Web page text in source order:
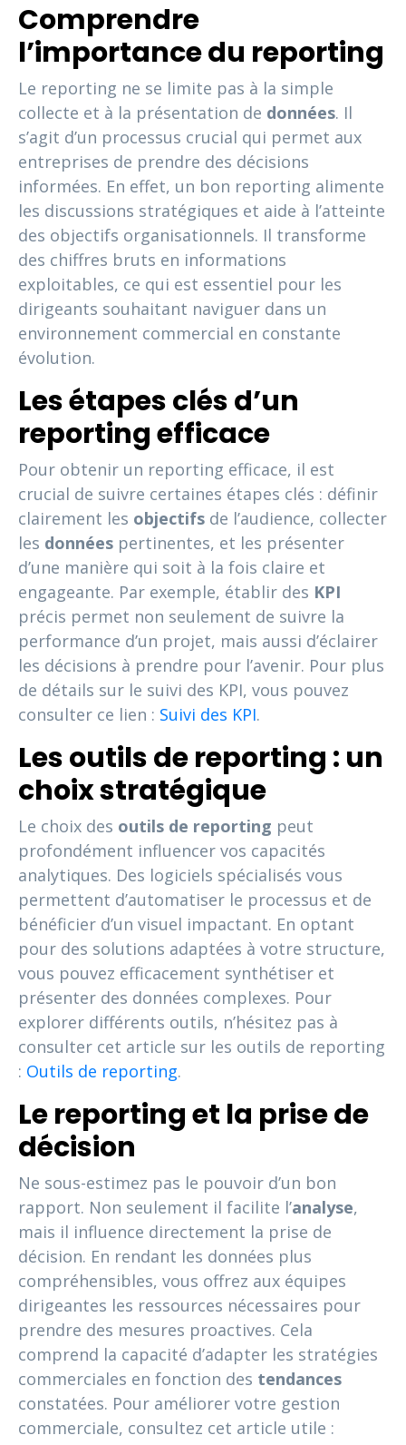
Comprendre
l’importance du reporting
Le reporting ne se limite pas à la simple
collecte et à la présentation de données. Il
s’agit d’un processus crucial qui permet aux
entreprises de prendre des décisions
informées. En effet, un bon reporting alimente
les discussions stratégiques et aide à l’atteinte
des objectifs organisationnels. Il transforme
des chiffres bruts en informations
exploitables, ce qui est essentiel pour les
dirigeants souhaitant naviguer dans un
environnement commercial en constante
évolution.
Les étapes clés d’un
reporting efficace
Pour obtenir un reporting efficace, il est
crucial de suivre certaines étapes clés : définir
clairement les objectifs de l’audience, collecter
les données pertinentes, et les présenter
d’une manière qui soit à la fois claire et
engageante. Par exemple, établir des KPI
précis permet non seulement de suivre la
performance d’un projet, mais aussi d’éclairer
les décisions à prendre pour l’avenir. Pour plus
de détails sur le suivi des KPI, vous pouvez
consulter ce lien : Suivi des KPI.
Les outils de reporting : un
choix stratégique
Le choix des outils de reporting peut
profondément influencer vos capacités
analytiques. Des logiciels spécialisés vous
permettent d’automatiser le processus et de
bénéficier d’un visuel impactant. En optant
pour des solutions adaptées à votre structure,
vous pouvez efficacement synthétiser et
présenter des données complexes. Pour
explorer différents outils, n’hésitez pas à
consulter cet article sur les outils de reporting
: Outils de reporting.
Le reporting et la prise de
décision
Ne sous-estimez pas le pouvoir d’un bon
rapport. Non seulement il facilite l’analyse,
mais il influence directement la prise de
décision. En rendant les données plus
compréhensibles, vous offrez aux équipes
dirigeantes les ressources nécessaires pour
prendre des mesures proactives. Cela
comprend la capacité d’adapter les stratégies
commerciales en fonction des tendances
constatées. Pour améliorer votre gestion
commerciale, consultez cet article utile :